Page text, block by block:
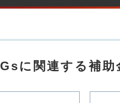
に関連する補助